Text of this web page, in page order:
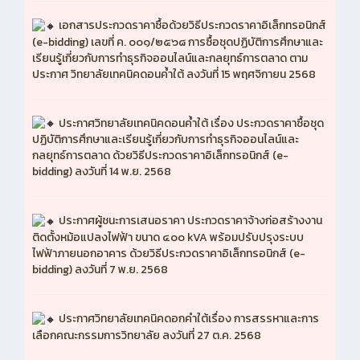
เอกสารประกวดราคาซื้อด้วยวิธีประกวดราคาอิเล็กทรอนิกส์
(e-bidding) เลขที่ ค. ๐๐๑/๒๕๖๘ การซื้อชุดปฏิบัติการศึกษาและ
เรียนรู้เกี่ยวกับการทำธุรกิจออนไลน์และกลยุทธ์การตลาด ตาม
ประกาศ วิทยาลัยเทคนิคดอนค้ำใต้ ลงวันที่ 15 พฤศจิกายน 2568
ประกาศวิทยาลัยเทคนิคดอนค้ำใต้ เรื่อง ประกวดราคาซื้อชุด
ปฏิบัติการศึกษาและเรียนรู้เกี่ยวกับการทำธุรกิจออนไลน์และ
กลยุทธ์การตลาด ด้วยวิธีประกวดราคาอิเล็กทรอนิกส์ (e-
bidding) ลงวันที่ 14 พ.ย. 2568
ประกาศผู้ชนะการเสนอราคา ประกวดราคาจ้างก่อสร้างงาน
ติดตั้งหม้อแปลงไฟฟ้า ขนาด ๔๐๐ kVA พร้อมปรับปรุงระบบ
ไฟฟ้าภายนอกอาคาร ด้วยวิธีประกวดราคาอิเล็กทรอนิกส์ (e-
bidding) ลงวันที่ 7 พ.ย. 2568
ประกาศวิทยาลัยเทคนิคดอกคำใต้เรื่อง การสรรหาและการ
เลือกคณะกรรมการวิทยาลัย ลงวันที่ 27 ต.ค. 2568